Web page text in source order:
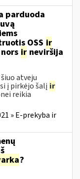
parduoda
OSS ir
ir neviršija
atveju
į pirkėjo šalį ir
reikia
» E-prekyba ir
?